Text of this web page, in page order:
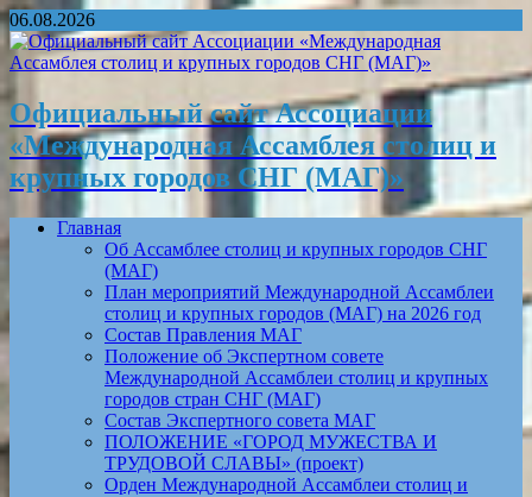
06.08.2026
Официальный сайт Ассоциации
«Международная Ассамблея столиц и
крупных городов СНГ (МАГ)»
Главная
Об Ассамблее столиц и крупных городов СНГ
(МАГ)
План мероприятий Международной Ассамблеи
столиц и крупных городов (МАГ) на 2026 год
Состав Правления МАГ
Положение об Экспертном совете
Международной Ассамблеи столиц и крупных
городов стран СНГ (МАГ)
Состав Экспертного совета МАГ
ПОЛОЖЕНИЕ «ГОРОД МУЖЕСТВА И
ТРУДОВОЙ СЛАВЫ» (проект)
Орден Международной Ассамблеи столиц и